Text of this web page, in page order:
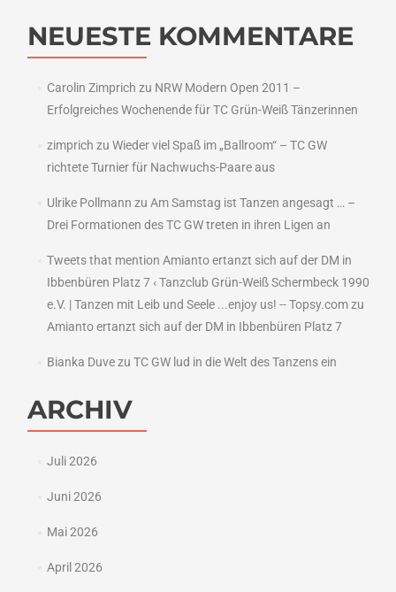
NEUESTE KOMMENTARE
Carolin Zimprich zu NRW Modern Open 2011 –
Erfolgreiches Wochenende für TC Grün-Weiß Tänzerinnen
zimprich zu Wieder viel Spaß im „Ballroom“ – TC GW
richtete Turnier für Nachwuchs-Paare aus
Ulrike Pollmann zu Am Samstag ist Tanzen angesagt … –
Drei Formationen des TC GW treten in ihren Ligen an
Tweets that mention Amianto ertanzt sich auf der DM in
Ibbenbüren Platz 7 ‹ Tanzclub Grün-Weiß Schermbeck 1990
e.V. | Tanzen mit Leib und Seele ...enjoy us! -- Topsy.comzu
Amianto ertanzt sich auf der DM in Ibbenbüren Platz 7
Bianka Duvezu TC GW lud in die Welt des Tanzens ein
ARCHIV
Juli 2026
Juni 2026
Mai 2026
April 2026